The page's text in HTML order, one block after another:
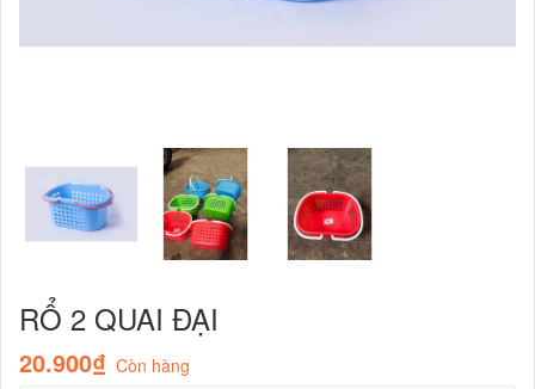
RỔ 2 QUAI ĐẠI
20.900₫ Còn hàng